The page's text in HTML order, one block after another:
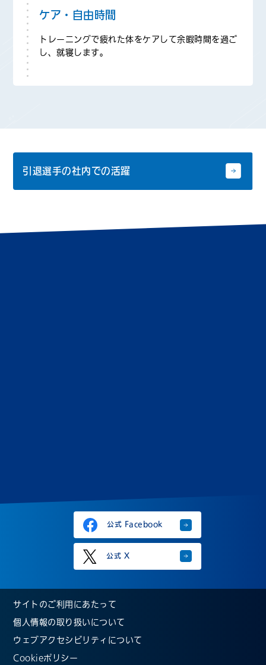
ケア・自由時間
トレーニングで疲れた体をケアして余暇時間を過ご
し、就寝します。
引退選手の社内での活躍
公式 Facebook
公式 X
サイトのご利用にあたって
個人情報の取り扱いについて
ウェブアクセシビリティについて
Cookieポリシー